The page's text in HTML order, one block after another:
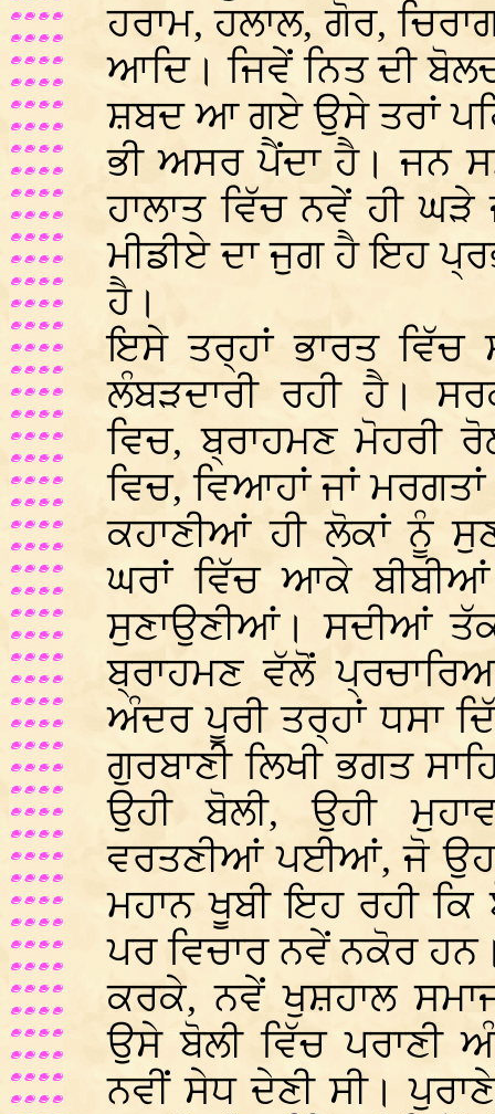
ਹਰਾਮ, ਹਲਾਲ, ਗੋਰ,
ਆਦਿ। ਜਿਵੇਂ ਨਿਤ ਦੀ
ਸ਼ਬਦ ਆ ਗਏ ਉਸੇ ਤਰਾਂ
ਭੀ ਅਸਰ ਪੈਂਦਾ ਹੈ। ਜਨ
ਹਾਲਾਤ ਵਿੱਚ ਨਵੇਂ ਹੀ
ਮੀਡੀਏ ਦਾ ਜੁਗ ਹੈ ਇਹ
ਹੈ।
ਇਸੇ ਤਰ੍ਹਾਂ ਭਾਰਤ ਵਿੱਚ
ਲੰਬੜਦਾਰੀ ਰਹੀ ਹੈ।
ਵਿਚ, ਬ੍ਰਾਹਮਣ ਮੋਹਰੀ
ਵਿਚ, ਵਿਆਹਾਂ ਜਾਂ
ਕਹਾਣੀਆਂ ਹੀ ਲੋਕਾਂ ਨੂੰ
ਘਰਾਂ ਵਿੱਚ ਆਕੇ
ਸੁਣਾਉਣੀਆਂ। ਸਦੀਆਂ ਤੱਕ
ਬ੍ਰਾਹਮਣ ਵੱਲੋਂ
ਅੰਦਰ ਪੂਰੀ ਤਰ੍ਹਾਂ ਧਸਾ
ਗੁਰਬਾਣੀ ਲਿਖੀ ਭਗਤ
ਉਹੀ ਬੋਲੀ, ਉਹੀ
ਵਰਤਣੀਆਂ ਪਈਆਂ, ਜੋ
ਮਹਾਨ ਖੂਬੀ ਇਹ ਰਹੀ ਕਿ
ਪਰ ਵਿਚਾਰ ਨਵੇਂ ਨਕੋਰ
ਕਰਕੇ, ਨਵੇਂ ਖੁਸ਼ਹਾਲ
ਉਸੇ ਬੋਲੀ ਵਿੱਚ ਪਰਾਣੀ
ਨਵੀਂ ਸੇਧ ਦੇਣੀ ਸੀ।